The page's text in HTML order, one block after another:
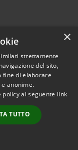
© 2026 • Comune di
•
Accesso
redazione
×
strettamente
del sito,
fine di elaborare
anonime.
al seguente link
TUTTO